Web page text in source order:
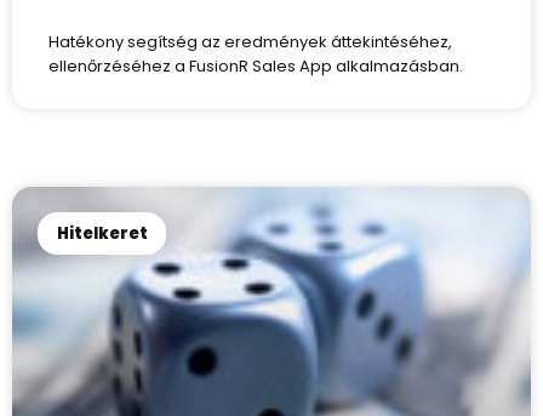
Hatékony segítség az eredmények áttekintéséhez,
ellenőrzéséhez a FusionR Sales App alkalmazásban.
Hitelkeret